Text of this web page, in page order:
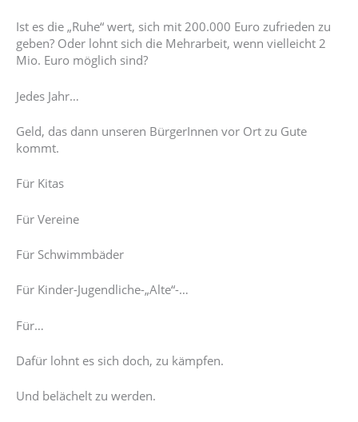
Ist es die „Ruhe“ wert, sich mit 200.000 Euro zufrieden zu
geben? Oder lohnt sich die Mehrarbeit, wenn vielleicht 2
Mio. Euro möglich sind?
Jedes Jahr…
Geld, das dann unseren BürgerInnen vor Ort zu Gute
kommt.
Für Kitas
Für Vereine
Für Schwimmbäder
Für Kinder-Jugendliche-„Alte“-…
Für…
Dafür lohnt es sich doch, zu kämpfen.
Und belächelt zu werden.